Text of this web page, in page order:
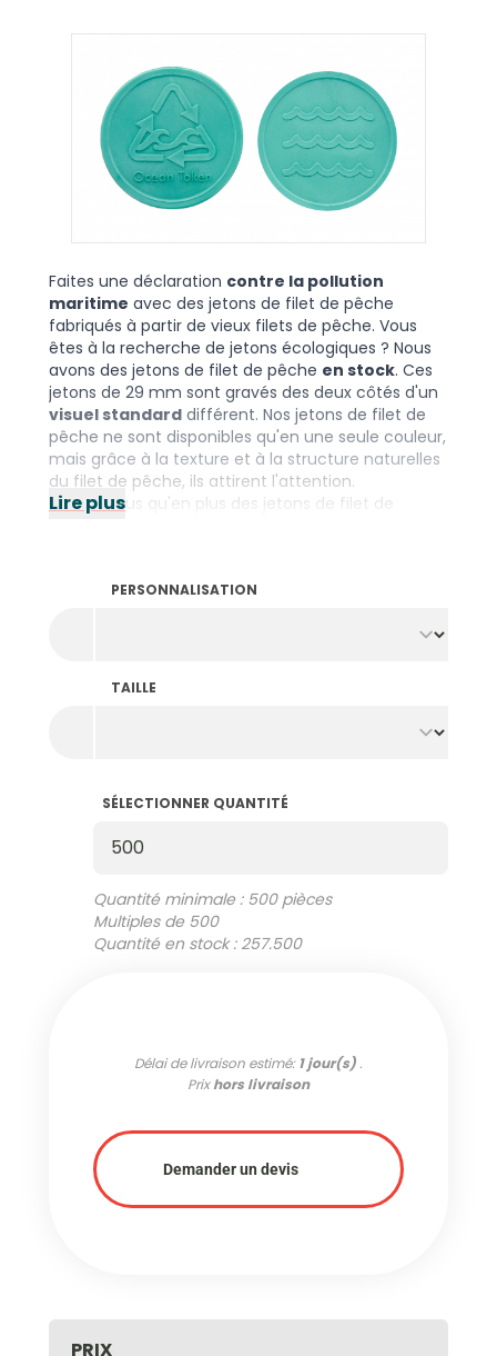
Faites une déclaration contre la pollution
maritime avec des jetons de filet de pêche
fabriqués à partir de vieux filets de pêche. Vous
êtes à la recherche de jetons écologiques ? Nous
avons des jetons de filet de pêche en stock. Ces
jetons de 29 mm sont gravés des deux côtés d'un
visuel standard différent. Nos jetons de filet de
pêche ne sont disponibles qu'en une seule couleur,
mais grâce à la texture et à la structure naturelles
du filet de pêche, ils attirent l'attention.
Saviez-vous qu'en plus des jetons de filet de
créer vos propres jetons ? Découvrez notre large
Lire plus
PERSONNALISATION
TAILLE
SÉLECTIONNER QUANTITÉ
Quantité minimale : 500 pièces
Multiples de 500
Quantité en stock : 257.500
Délai de livraison estimé:1 jour(s) .
Prixhors livraison
Demander un devis
PRIX